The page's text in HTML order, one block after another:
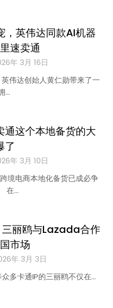
，英伟达同款AI机器
速卖通
年 3月 16日
伟达创始人黄仁勋带来了一
…
通这个本地备货的大
了
年 3月 10日
境电商本地化备货已成必争
在…
三丽鸥与Lazada合作
市场
年 3月 3日
多卡通IP的三丽鸥不仅在…